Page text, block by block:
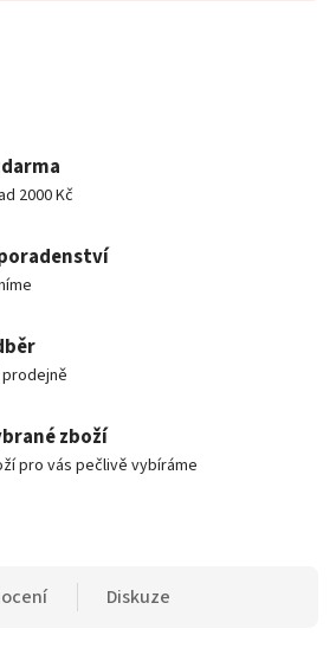
2000 Kč
prodejně
zboží
pro vás pečlivě vybíráme
Diskuze